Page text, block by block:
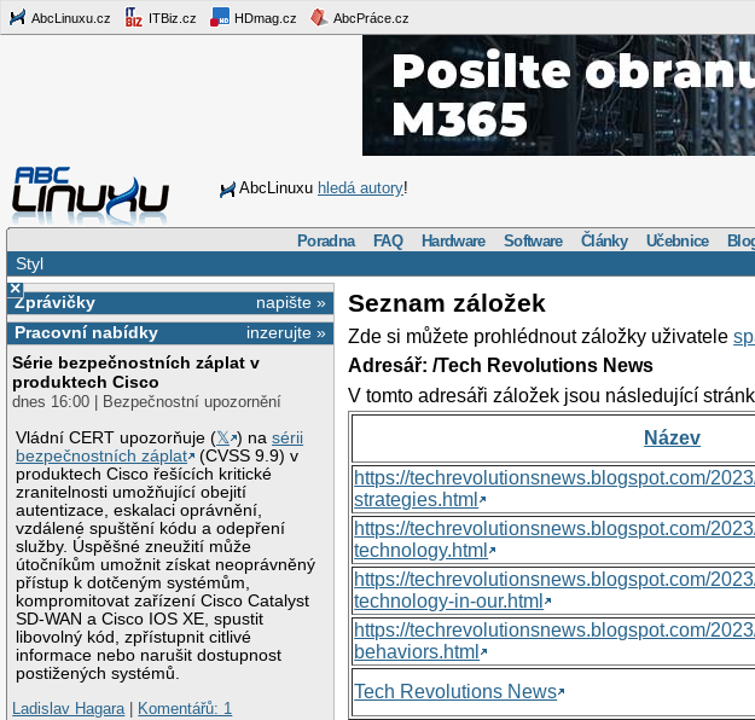
AbcLinuxu.cz ITBiz.cz HDmag.cz AbcPráce.cz
AbcLinuxu hledá autory!
Poradna FAQ Hardware Software Články Učebnice
Styl
×
napište »
Zprávičky
inzerujte »
Pracovní nabídky
Série bezpečnostních záplat v
produktech Cisco
dnes 16:00 | Bezpečnostní upozornění
Vládní CERT upozorňuje (𝕏 ) nasérii
bezpečnostních záplat
(CVSS 9.9) v
produktech Cisco řešících kritické
zranitelnosti umožňující obejití
autentizace, eskalaci oprávnění,
vzdálené spuštění kódu a odepření
služby. Úspěšné zneužití může
útočníkům umožnit získat neoprávněný
přístup k dotčeným systémům,
kompromitovat zařízení Cisco Catalyst
SD-WAN a Cisco IOS XE, spustit
libovolný kód, zpřístupnit citlivé
informace nebo narušit dostupnost
postižených systémů.
Ladislav Hagara| Komentářů: 1
Seznam záložek
Zde si můžete prohlédnout záložky uživatele
Adresář: /Tech Revolutions News
V tomto adresáři záložek jsou následující
Název
https://techrevolutionsnews.blogspot.com/
strategies.html
https://techrevolutionsnews.blogspot.com/
technology.html
https://techrevolutionsnews.blogspot.com/
technology-in-our.html
https://techrevolutionsnews.blogspot.com/
behaviors.html
Tech Revolutions News